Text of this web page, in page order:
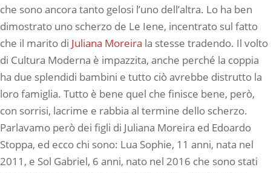
che sono ancora tanto gelosi l’uno dell’altra. Lo ha ben
dimostrato uno scherzo de Le Iene, incentrato sul fatto
che il marito di Juliana Moreira la stesse tradendo. Il volto
di Cultura Moderna è impazzita, anche perché la coppia
ha due splendidi bambini e tutto ciò avrebbe distrutto la
loro famiglia. Tutto è bene quel che finisce bene, però,
con sorrisi, lacrime e rabbia al termine dello scherzo.
Parlavamo però dei figli di Juliana Moreira ed Edoardo
Stoppa, ed ecco chi sono: Lua Sophie, 11 anni, nata nel
2011, e Sol Gabriel, 6 anni, nato nel 2016 che sono stati